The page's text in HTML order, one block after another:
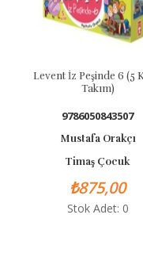
Levent İz Peşinde 6 (5 Kitap
9786050843507
Mustafa Orakçı
Timaş Çocuk
₺875,00
Stok Adet: 0